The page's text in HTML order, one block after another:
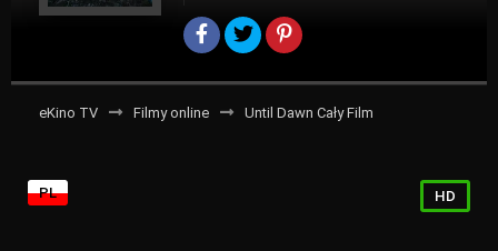
eKino TV Filmy online Until Dawn Cały Film
PL HD